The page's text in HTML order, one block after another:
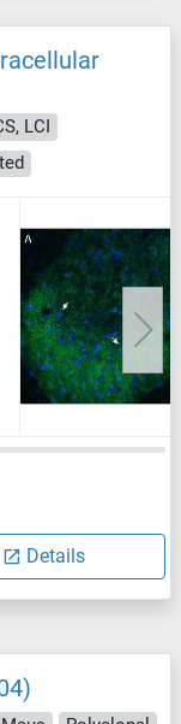
LCI
Details